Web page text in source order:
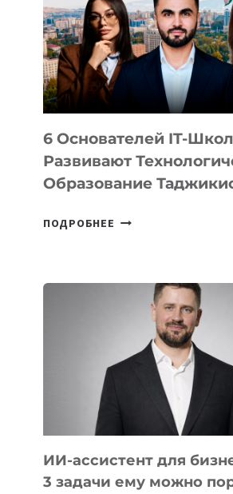
НОВОГО
УСТРОЙСТВА
ОТ
OPENAI
6 Основателей IT-
Развивают
Образование
ПОДРОБНЕЕ
КОТОРЫЕ
РАЗВИВАЮТ
ТЕХНОЛОГИЧЕСКОЕ
ОБРАЗОВАНИЕ
ТАДЖИКИСТАНА
ИИ-ассистент для
3 задачи ему можно